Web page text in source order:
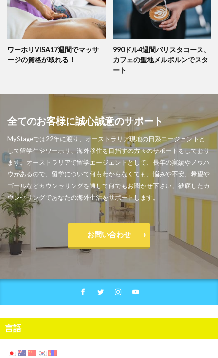
ワーホリVISA17週間でマッサ
ージの資格が取れる！
990ドル4週間バリスタコース、
カフェの聖地メルボルンでスタ
ート
全てのお客様に誠心誠意のサポート
MyStageでは22年に渡り、オーストラリア現地の日系エージェントと
して留学生やワーホリ、海外移住を目指すの方々のサポートをしており
ます。オーストラリアで留学エージェントとして、長年の実績やノウハ
ウがあるので、留学について何もわからなくても、悩みや不安、希望や
ゴールなどカウンセリングを通して何でもお聞かせ下さい。徹底したカ
ウンセリングであなたの海外生活をサポートします。
お問い合わせ
言語